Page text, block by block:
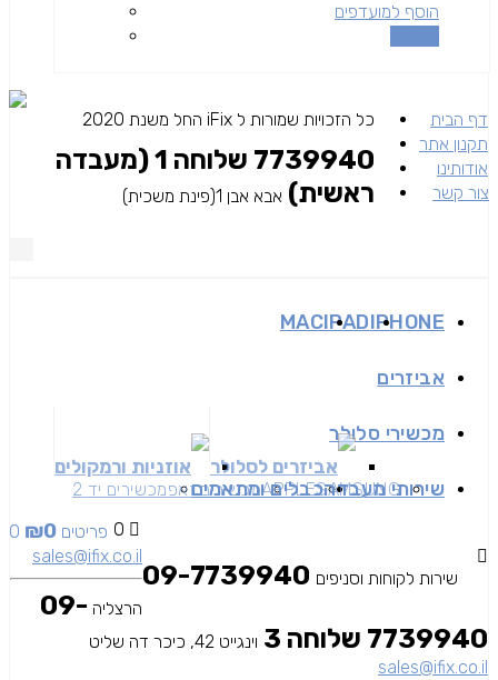
הוסף למועדפים
דף הבית
תקנון אתר
אודותינו
צור קשר
כל הזכויות שמורות ל iFix החל משנת 2020
IPHONE
IPAD
MAC
אביזרים
אביזרים לסלולר אוזניות ורמקולים
מכשירי סלולר
SAMSUNG
APPLEמכשירים זאפמכשירים יד 2 שירותי מעבדהכבלים ומתאמים
0 0 פריטים ₪0
שירות לקוחות וסניפים
7739940 שלוחה 1 (מעבדה
ראשית) אבא אבן 1(פינת משכית)
sales@ifix.co.il
הרצליה 09-
7739940 שלוחה 3
וינגייט 42, כיכר דה שליט
sales@ifix.co.il